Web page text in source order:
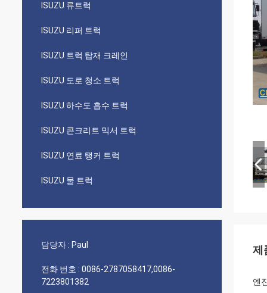
ISUZU 류트럭
ISUZU 리퍼 트럭
ISUZU 트럭 탑재 크레인
ISUZU 도로 청소 트럭
ISUZU 하수도 흡수 트럭
ISUZU 콘크리트 믹서 트럭
ISUZU 연료 탱커 트럭
ISUZU 물 트럭
담당자 : Paul
전화 번호 : 0086-2787058417,0086-
7223801382
제
엔